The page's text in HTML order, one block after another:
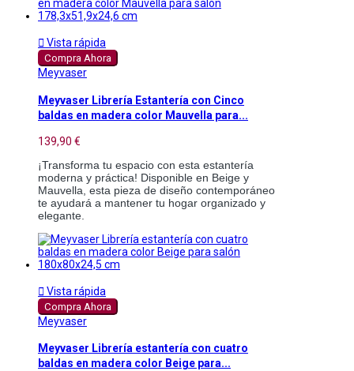
 Vista rápida
Compra Ahora
Meyvaser
Meyvaser Librería Estantería con Cinco
baldas en madera color Mauvella para...
139,90 €
¡Transforma tu espacio con esta estantería
moderna y práctica! Disponible en Beige y
Mauvella, esta pieza de diseño contemporáneo
te ayudará a mantener tu hogar organizado y
elegante.
 Vista rápida
Compra Ahora
Meyvaser
Meyvaser Librería estantería con cuatro
baldas en madera color Beige para...